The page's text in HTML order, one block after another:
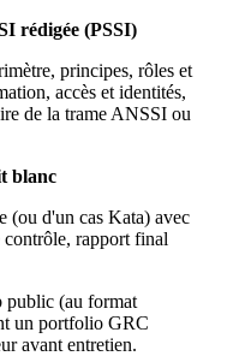
rédigée (PSSI)
principes, rôles et
accès et identités,
de la trame ANSSI ou
blanc
(ou d'un cas Kata) avec
contrôle, rapport final
public (au format
un portfolio GRC
avant entretien.